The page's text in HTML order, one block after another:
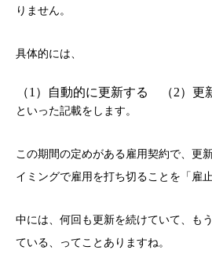
りません。
具体的には、
（1）自動的に更新する （2）
といった記載をします。
この期間の定めがある雇用契約で、更
イミングで雇用を打ち切ることを「雇
中には、何回も更新を続けていて、も
ている、ってことありますね。